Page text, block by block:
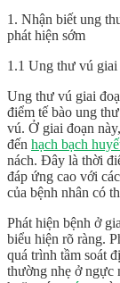
1. Nhận biết ung
phát hiện sớm
1.1 Ung thư vú giai
Ung thư vú giai
điểm tế bào ung
vú. Ở giai đoạn
đến hạch bạch
nách. Đây là thời
đáp ứng cao với
của bệnh nhân có
Phát hiện bệnh ở
biểu hiện rõ ràng.
quá trình tầm soát
thường nhẹ ở ngực